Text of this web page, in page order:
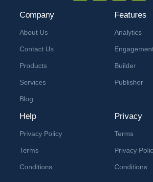
Company
About Us
Contact Us
Products
Services
Blog
Features
Analytics
Builder
Publisher
Help
Privacy Policy
Terms
Conditions
Privacy
Terms
Privacy
Conditions